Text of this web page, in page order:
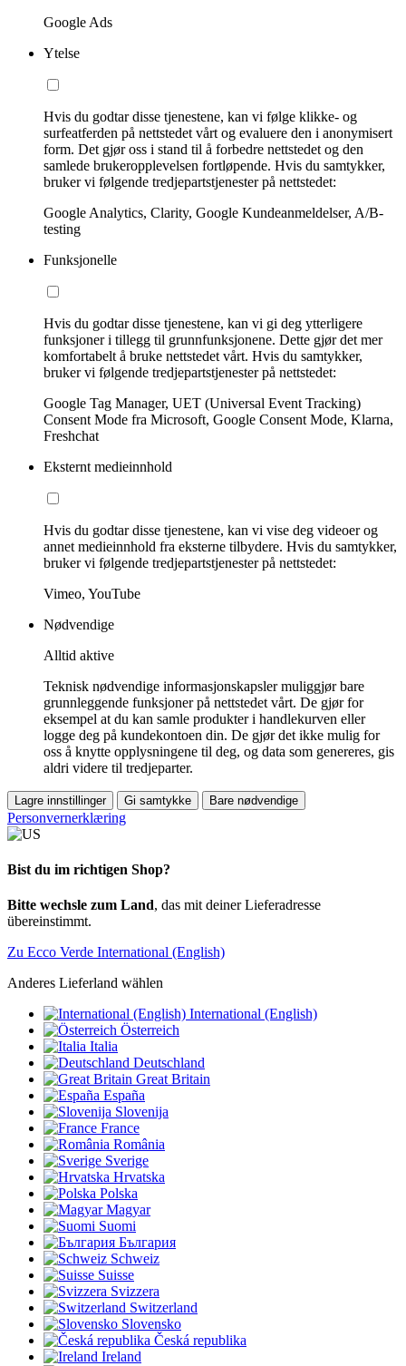
Google Ads
Ytelse
Hvis du godtar disse tjenestene, kan vi følge klikke- og
surfeatferden på nettstedet vårt og evaluere den i anonymisert
form. Det gjør oss i stand til å forbedre nettstedet og den
samlede brukeropplevelsen fortløpende. Hvis du samtykker,
bruker vi følgende tredjepartstjenester på nettstedet:
Google Analytics, Clarity, Google Kundeanmeldelser, A/B-
testing
Funksjonelle
Hvis du godtar disse tjenestene, kan vi gi deg ytterligere
funksjoner i tillegg til grunnfunksjonene. Dette gjør det mer
komfortabelt å bruke nettstedet vårt. Hvis du samtykker,
bruker vi følgende tredjepartstjenester på nettstedet:
Google Tag Manager, UET (Universal Event Tracking)
Consent Mode fra Microsoft, Google Consent Mode, Klarna,
Freshchat
Eksternt medieinnhold
Hvis du godtar disse tjenestene, kan vi vise deg videoer og
annet medieinnhold fra eksterne tilbydere. Hvis du samtykker,
bruker vi følgende tredjepartstjenester på nettstedet:
Vimeo, YouTube
Nødvendige
Alltid aktive
Teknisk nødvendige informasjonskapsler muliggjør bare
grunnleggende funksjoner på nettstedet vårt. De gjør for
eksempel at du kan samle produkter i handlekurven eller
logge deg på kundekontoen din. De gjør det ikke mulig for
oss å knytte opplysningene til deg, og data som genereres, gis
aldri videre til tredjeparter.
Lagre innstillinger Gi samtykke Bare nødvendige
Personvernerklæring
Bist du im richtigen Shop?
Bitte wechsle zum Land, das mit deiner Lieferadresse
übereinstimmt.
Zu Ecco Verde International (English)
Anderes Lieferland wählen
International (English)
Österreich
Italia
Deutschland
Great Britain
España
Slovenija
France
România
Sverige
Hrvatska
Polska
Magyar
Suomi
България
Schweiz
Suisse
Svizzera
Switzerland
Slovensko
Česká republika
Ireland